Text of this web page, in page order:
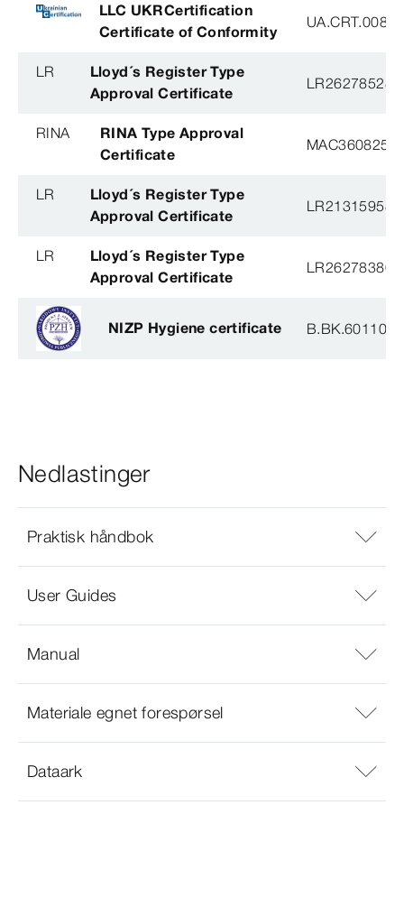
LLC UKRCertification
Certificate of Conformity
LR
Lloyd´s Register Type
Approval Certificate
RINA
RINA Type Approval
Certificate
LR
Lloyd´s Register Type
Approval Certificate
LR
Lloyd´s Register Type
Approval Certificate
NIZP Hygiene certificate
Nedlastinger
Praktisk håndbok
User Guides
Manual
Materiale egnet forespørsel
Dataark